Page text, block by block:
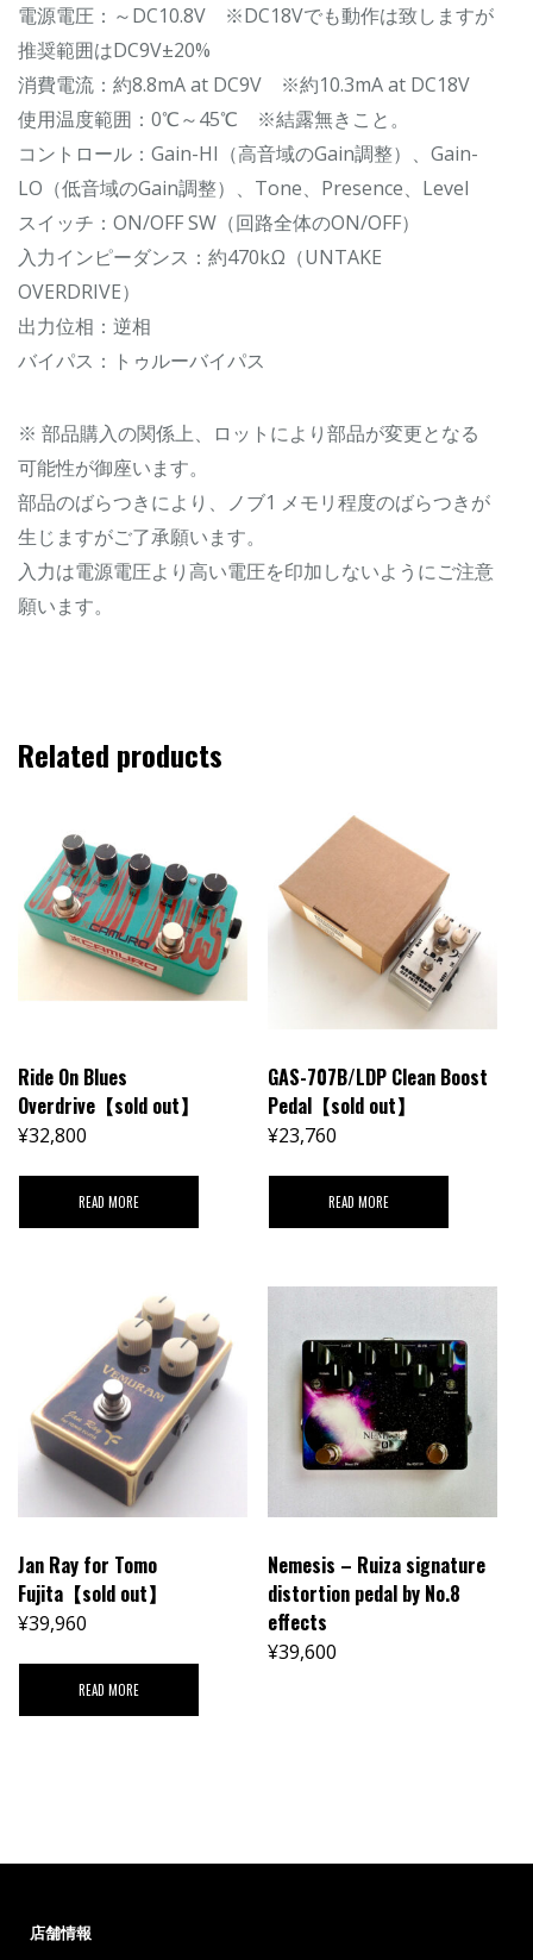
電源電圧：～DC10.8V ※DC18Vでも動作は致しますが
推奨範囲はDC9V±20%
消費電流：約8.8mA at DC9V ※約10.3mA at DC18V
使用温度範囲：0℃～45℃ ※結露無きこと。
コントロール：Gain-HI（高音域のGain調整）、Gain-
LO（低音域のGain調整）、Tone、Presence、Level
スイッチ：ON/OFF SW（回路全体のON/OFF）
入力インピーダンス：約470kΩ（UNTAKE
OVERDRIVE）
出力位相：逆相
バイパス：トゥルーバイパス
※ 部品購入の関係上、ロットにより部品が変更となる
可能性が御座います。
部品のばらつきにより、ノブ1 メモリ程度のばらつきが
生じますがご了承願います。
入力は電源電圧より高い電圧を印加しないようにご注意
願います。
Related products
Ride On Blues
Overdrive【sold out】
¥32,800
READ MORE
GAS-707B/LDP Clean Boost
Pedal【sold out】
¥23,760
READ MORE
Jan Ray for Tomo
Fujita【sold out】
¥39,960
READ MORE
Nemesis – Ruiza signature
distortion pedal by No.8
effects
¥39,600
店舗情報